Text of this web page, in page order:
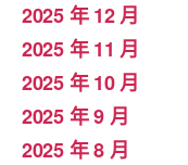
2025 年 12 月
2025 年 11 月
2025 年 10 月
2025 年 9 月
2025 年 8 月